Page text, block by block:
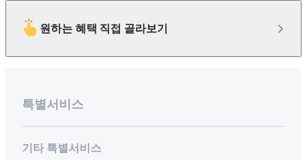
원하는 혜택 직접 골라보기
특별서비스
기타 특별서비스